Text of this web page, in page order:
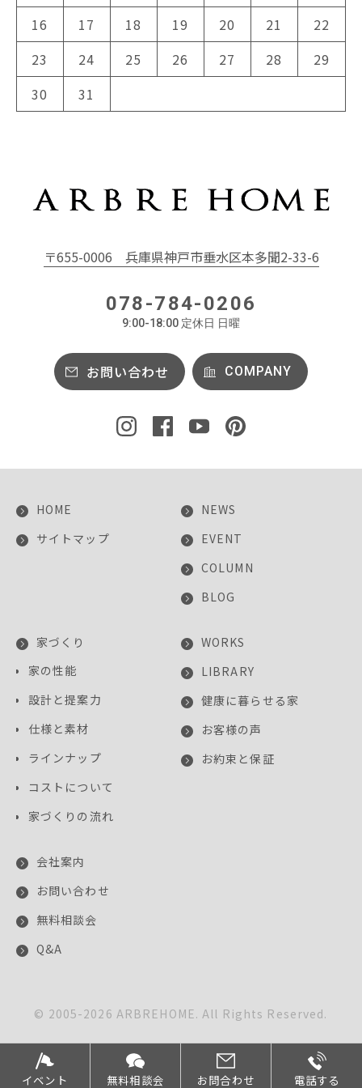
16
17 18 19 20 21
22
23
24 25 26 27 28
29
30
31
〒655-0006 兵庫県神戸市垂水区本多聞2-33-6
078-784-0206
9:00-18:00 定休日 日曜
お問い合わせ COMPANY
HOME
サイトマップ
NEWS
EVENT
COLUMN
BLOG
家づくり
家の性能
設計と提案力
仕様と素材
ラインナップ
コストについて
家づくりの流れ
WORKS
LIBRARY
健康に暮らせる家
お客様の声
お約束と保証
会社案内
お問い合わせ
無料相談会
Q&A
© 2005-2026 ARBREHOME. All Rights Reserved.
プライバシーポリシー 利用規約が適用されます。
イベント 無料相談会 お問合わせ 電話する